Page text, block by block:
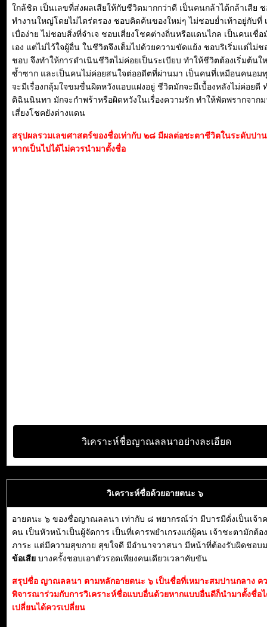
ใกล้ชิด เป็นเลขที่ส่งผลเสียให้กับชีวิตมากกว่าดี เป็นคนกล้าได้กล้าเสีย
ทำงานใหญ่โดยไม่ไตร่ตรอง ชอบคิดค้นของใหม่ๆ ไม่ชอบย่ำเท้าอยู่กับที่
เบื่อง่าย ไม่ชอบสิ่งที่จำเจ ชอบเสี่ยงโชคต่างถิ่นหรือแดนไกล เป็นคนเชื่
เอง แต่ไม่ไว้ใจผู้อื่น ในชีวิตจึงเต็มไปด้วยความขัดแย้ง ชอบริเริ่มแต่ไม่
ชอบ จึงทำให้การดำเนินชีวิตไม่ค่อยเป็นระเบียบ ทำให้ชีวิตต้องเริ่มต้นใ
ซ้ำซาก และเป็นคนไม่ค่อยสนใจต่ออดีตที่ผ่านมา เป็นคนที่เหมือนคนอม
จะมีเรื่องกลุ้มใจขมขื่นผิดหวังแอบแฝงอยู่ ชีวิตมักจะมีเบื้องหลังไม่ค่อยดี
ติฉินนินทา มักจะกำพร้าหรือผิดหวังในเรื่องความรัก ทำให้พัดพรากจาก
เสี่ยงโชคยังต่างแดน
สรุปผลรวมเลขศาสตร์ของชื่อเท่ากับ ๒๘ มีผลต่อชะตาชีวิตในระดับปา
หากเป็นไปได้ไม่ควรนำมาตั้งชื่อ
วิเคราะห์ชื่อญาณลลนาอย่างละเอียด
วิเคราะห์ชื่อด้วยอายตนะ ๖
อายตนะ ๖ ของชื่อญาณลลนา เท่ากับ ๘ พยากรณ์ว่า มีบารมีดั่งเป็นเจ้า
คน เป็นหัวหน้าเป็นผู้จัดการ เป็นที่เคารพยำเกรงแก่ผู้คน เจ้าชะตามักต้อ
ภาระ แต่มีความสุขกาย สุขใจดี มีอำนาจวาสนา มีหน้าที่ต้องรับผิดชอบ
ข้อเสีย บางครั้งชอบเอาตัวรอดเพียงคนเดียวเวลาคับขัน
สรุปชื่อ ญาณลลนา ตามหลักอายตนะ ๖ เป็นชื่อที่เหมาะสมปานกลาง ค
พิจารณาร่วมกับการวิเคราะห์ชื่อแบบอื่นด้วยหากแบบอื่นดีก็นำมาตั้งชื่อ
เปลี่ยนได้ควรเปลี่ยน